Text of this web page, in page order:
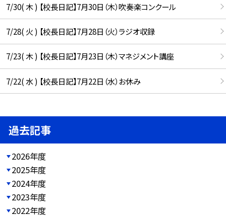
7/30( 木 ) 【校長日記】7月30日（木）吹奏楽コンクール
7/28( 火 ) 【校長日記】7月28日（火）ラジオ収録
7/23( 木 ) 【校長日記】7月23日（木）マネジメント講座
7/22( 水 ) 【校長日記】7月22日（水）お休み
過去記事
2026年度
2025年度
2024年度
2023年度
2022年度